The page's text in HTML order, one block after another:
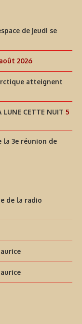
de jeudi se
2026
atteignent
LUNE CETTE NUIT 5
la 3e réunion de
de la radio